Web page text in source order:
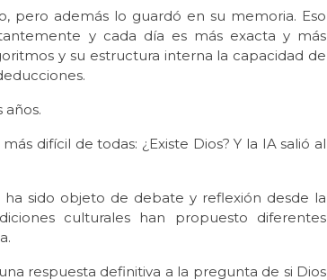
además lo guardó en su memoria. Eso
y cada día es más exacta y más
y su estructura interna la capacidad de
difícil de todas: ¿Existe Dios? Y la IA salió al
sido objeto de debate y reflexión desde la
culturales han propuesto diferentes
respuesta definitiva a la pregunta de si Dios